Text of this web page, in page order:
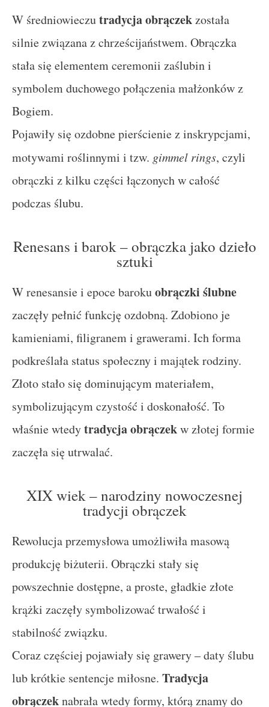
W średniowieczutradycja obrączekzostała
silnie związana z chrześcijaństwem. Obrączka
stała się elementem ceremonii zaślubin i
symbolem duchowego połączenia małżonków z
Bogiem.
Pojawiły się ozdobne pierścienie z inskrypcjami,
motywami roślinnymi i tzw. gimmel rings, czyli
obrączki z kilku części łączonych w całość
podczas ślubu.
Renesans i barok – obrączka jako dzieło
sztuki
W renesansie i epoce barokuobrączki ślubne
zaczęły pełnić funkcję ozdobną. Zdobiono je
kamieniami, filigranem i grawerami. Ich forma
podkreślała status społeczny i majątek rodziny.
Złoto stało się dominującym materiałem,
symbolizującym czystość i doskonałość. To
właśnie wtedytradycja obrączekw złotej formie
zaczęła się utrwalać.
XIX wiek – narodziny nowoczesnej
tradycji obrączek
Rewolucja przemysłowa umożliwiła masową
produkcję biżuterii. Obrączki stały się
powszechnie dostępne, a proste, gładkie złote
krążki zaczęły symbolizować trwałość i
stabilność związku.
Coraz częściej pojawiały się grawery – daty ślubu
lub krótkie sentencje miłosne. Tradycja
obrączeknabrała wtedy formy, którą znamy do